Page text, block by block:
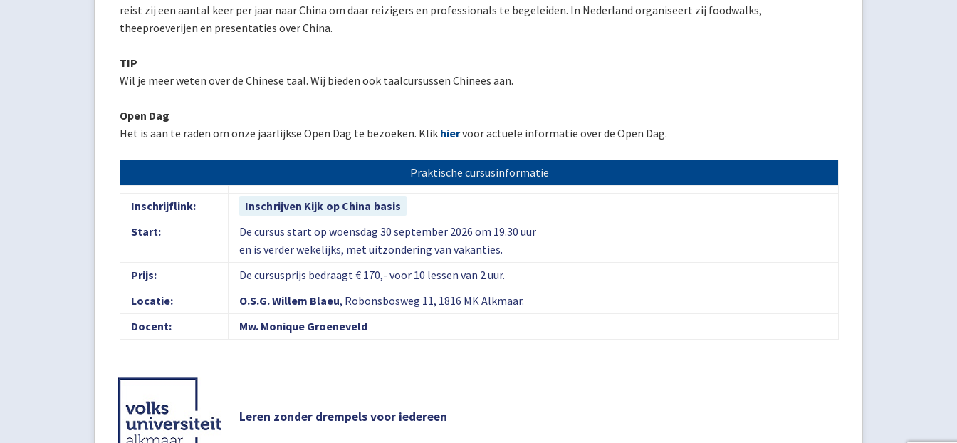
reist zij een aantal keer per jaar naar China om daar reizigers en professionals te begeleiden. In Nederland organiseert zij foodwalks,
theeproeverijen en presentaties over China.
TIP
Wil je meer weten over de Chinese taal. Wij bieden ook taalcursussen Chinees aan.
Open Dag
Het is aan te raden om onze jaarlijkse Open Dag te bezoeken. Klik hiervoor actuele informatie over de Open Dag.
Praktische cursusinformatie
Inschrijflink:
Inschrijven Kijk op China basis
Start:
De cursus start op woensdag 30 september 2026 om 19.30 uur
en is verder wekelijks, met uitzondering van vakanties.
Prijs:
De cursusprijs bedraagt € 170,- voor 10 lessen van 2 uur.
Locatie:
O.S.G. Willem Blaeu, Robonsbosweg 11, 1816 MK Alkmaar.
Docent:
Mw. Monique Groeneveld
Leren zonder drempels voor iedereen